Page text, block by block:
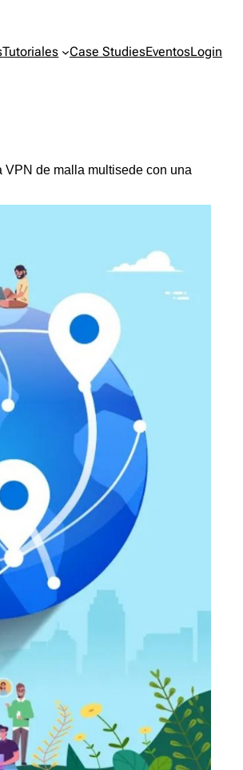
Tutoriales Case StudiesEventosLogin
VPN de malla multisede con una